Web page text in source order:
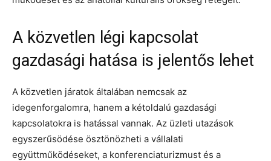
A közvetlen légi kapcsolat
gazdasági hatása is jelentős lehet
A közvetlen járatok általában nemcsak az
idegenforgalomra, hanem a kétoldalú gazdasági
kapcsolatokra is hatással vannak. Az üzleti utazások
egyszerűsödése ösztönözheti a vállalati
együttműködéseket, a konferenciaturizmust és a